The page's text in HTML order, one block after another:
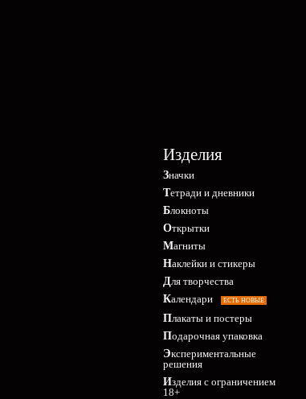
Изделия
Значки
Тетради и дневники
Блокноты
Открытки
Магниты
Наклейки и стикеры
Для творчества
Календари
ЕСТЬ НОВЫЕ
Плакаты и постеры
Подарочная упаковка
Экспериментальные
решения
Изделия с ограничением
18+